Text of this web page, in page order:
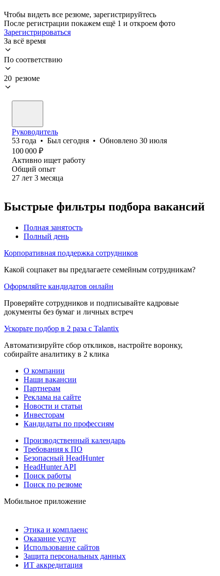
Чтобы видеть все резюме, зарегистрируйтесь
После регистрации покажем ещё 1 и откроем фото
Зарегистрироваться
За всё время
По соответствию
20 резюме
Руководитель
53 года • Был сегодня • Обновлено 30 июля
100 000 ₽
Активно ищет работу
Общий опыт
27 лет 3 месяца
Быстрые фильтры подбора вакансий
Полная занятость
Полный день
Корпоративная поддержка сотрудников
Какой соцпакет вы предлагаете семейным сотрудникам?
Оформляйте кандидатов онлайн
Проверяйте сотрудников и подписывайте кадровые
документы без бумаг и личных встреч
Ускорьте подбор в 2 раза с Talantix
Автоматизируйте сбор откликов, настройте воронку,
собирайте аналитику в 2 клика
О компании
Наши вакансии
Партнерам
Реклама на сайте
Новости и статьи
Инвесторам
Кандидаты по профессиям
Производственный календарь
Требования к ПО
Безопасный HeadHunter
HeadHunter API
Поиск работы
Поиск по резюме
Мобильное приложение
Этика и комплаенс
Оказание услуг
Использование сайтов
Защита персональных данных
ИТ аккредитация